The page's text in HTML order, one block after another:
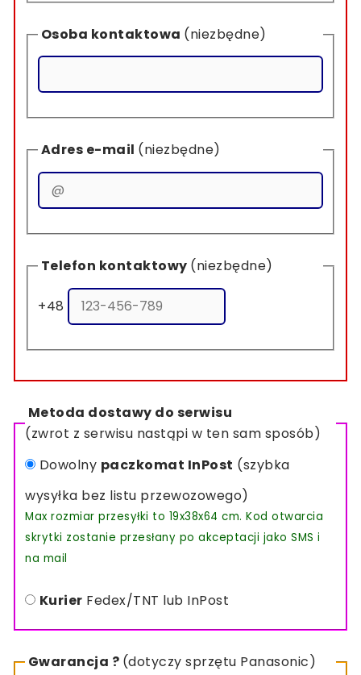
Osoba kontaktowa (niezbędne)
Adres e-mail (niezbędne)
Telefon kontaktowy (niezbędne)
+48
Metoda dostawy do serwisu
(zwrot z serwisu nastąpi w ten sam sposób)
Dowolny paczkomat InPost (szybka
wysyłka bez listu przewozowego)
Max rozmiar przesyłki to 19x38x64 cm. Kod otwarcia
skrytki zostanie przesłany po akceptacji jako SMS i
na mail
Kurier Fedex/TNT lub InPost
Gwarancja ? (dotyczy sprzętu Panasonic)